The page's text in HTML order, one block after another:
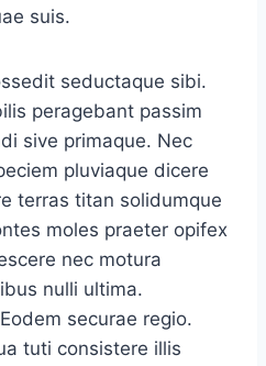
suis.
seductaque sibi.
peragebant passim
sive primaque. Nec
pluviaque dicere
terras titan solidumque
moles praeter opifex
nec motura
nulli ultima.
securae regio.
tuti consistere illis